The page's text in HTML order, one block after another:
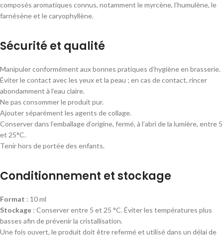
composés aromatiques connus, notamment le myrcène, l’humulène, le
farnésène et le caryophyllène.
Sécurité et qualité
Manipuler conformément aux bonnes pratiques d’hygiène en brasserie.
Éviter le contact avec les yeux et la peau ; en cas de contact, rincer
abondamment à l’eau claire.
Ne pas consommer le produit pur.
Ajouter séparément les agents de collage.
Conserver dans l’emballage d’origine, fermé, à l’abri de la lumière, entre 5
et 25°C.
Tenir hors de portée des enfants.
Conditionnement et stockage
Format : 10 ml
Stockage : Conserver entre 5 et 25 °C. Éviter les températures plus
basses afin de prévenir la cristallisation.
Une fois ouvert, le produit doit être refermé et utilisé dans un délai de